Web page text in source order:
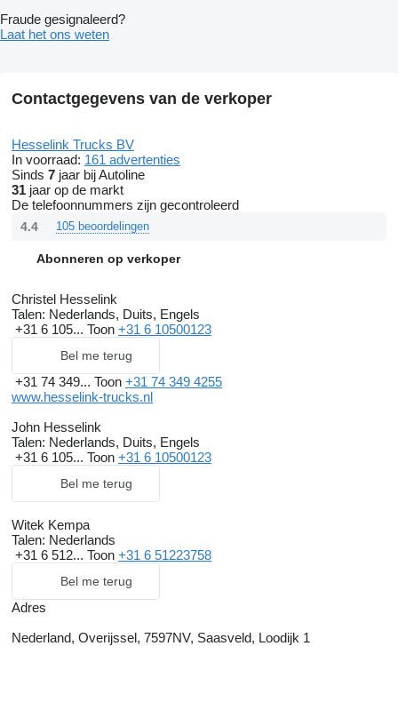
Fraude gesignaleerd?
Laat het ons weten
Contactgegevens van de verkoper
Hesselink Trucks BV
In voorraad: 161 advertenties
Sinds 7 jaar bij Autoline
31 jaar op de markt
De telefoonnummers zijn gecontroleerd
4.4 105 beoordelingen
Abonneren op verkoper
Christel Hesselink
Talen: Nederlands, Duits, Engels
+31 6 105... Toon +31 6 10500123
Bel me terug
+31 74 349... Toon +31 74 349 4255
www.hesselink-trucks.nl
John Hesselink
Talen: Nederlands, Duits, Engels
+31 6 105... Toon +31 6 10500123
Bel me terug
Witek Kempa
Talen: Nederlands
+31 6 512... Toon +31 6 51223758
Bel me terug
Adres
Nederland, Overijssel, 7597NV, Saasveld, Loodijk 1